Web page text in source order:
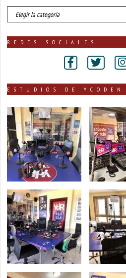
número
de
publicadas
REDES SOCIALES
ESTUDIOS DE